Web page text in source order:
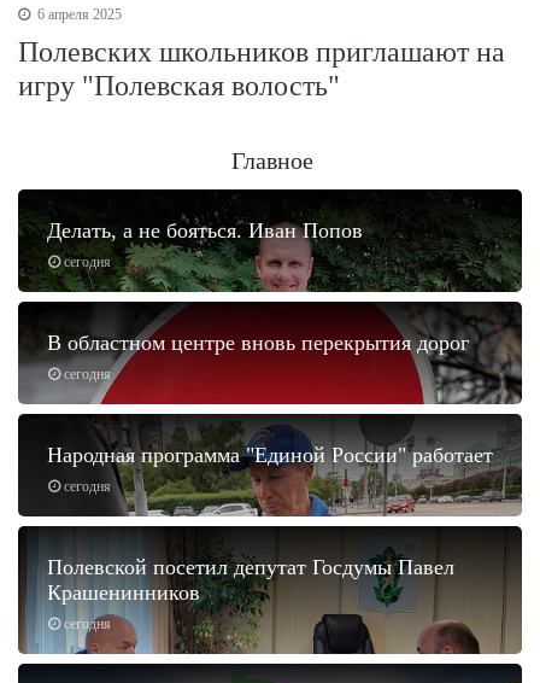
6 апреля 2025
Полевских школьников приглашают на
игру "Полевская волость"
Главное
сегодня
Делать, а не бояться. Иван Попов
сегодня
В областном центре вновь перекрытия дорог
сегодня
Народная программа "Единой России" работает
сегодня
Полевской посетил депутат Госдумы Павел
Крашенинников